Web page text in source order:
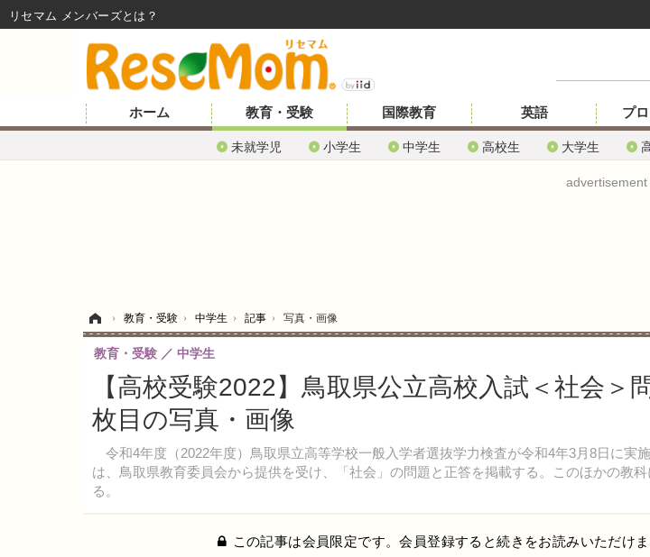
ホーム 教育・受験
未就学児 小学生 中学生 高校生 大学生
国際教育 英語 プ
advertisement
› 教育・受験 › 中学生 › 記事 › 写真・画像
【高校受験2022】鳥取県公立高校入試＜社会＞
枚目の写真・画像
令和4年度（2022年度）鳥取県立高等学校一般入学者選抜学力検査が令和4年3月8日に実
は、鳥取県教育委員会から提供を受け、「社会」の問題と正答を掲載する。このほかの教
る。
教育・受験 中学生
この記事は会員限定です。会員登録すると続きをお読みいただけま
リセマム メンバーズ